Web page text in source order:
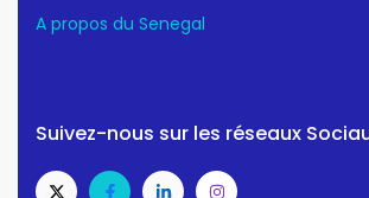
A propos du Senegal
Suivez-nous sur les réseaux